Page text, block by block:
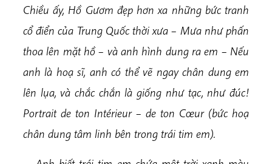
Chiều ấy, Hồ Gươm đẹp hơn xa những bức tranh
cổ điển của Trung Quốc thời xưa – Mưa như phấn
thoa lên mặt hồ – và anh hình dung ra em – Nếu
anh là hoạ sĩ, anh có thể vẽ ngay chân dung em
lên lụa, và chắc chắn là giống như tạc, như đúc!
Portrait de ton Intérieur – de ton Cœur (bức hoạ
chân dung tâm linh bên trong trái tim em).